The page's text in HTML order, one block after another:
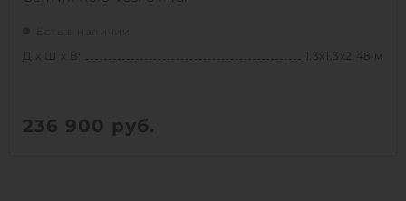
Есть в наличии
Д х Ш х В:
1.3х1.3х2.48 м
236 900 руб.